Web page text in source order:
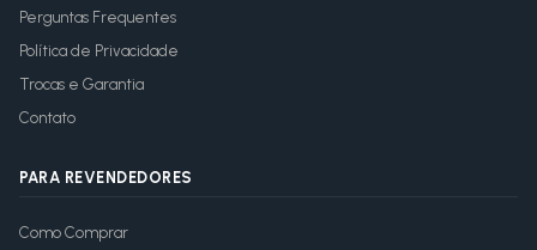
Perguntas Frequentes
Política de Privacidade
Trocas e Garantia
Contato
PARA REVENDEDORES
Como Comprar